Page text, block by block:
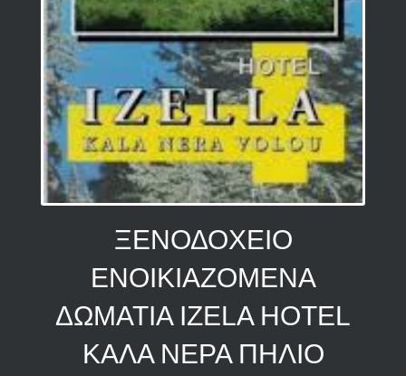
ΞΕΝΟΔΟΧΕΙΟ
ΕΝΟΙΚΙΑΖΟΜΕΝΑ
ΔΩΜΑΤΙΑ IZELA HOTEL
ΚΑΛΑ ΝΕΡΑ ΠΗΛΙΟ